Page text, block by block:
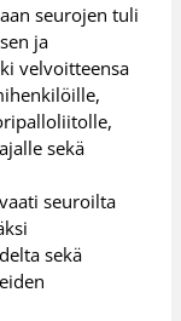
seurojen tuli
ja
velvoitteensa
sekä
seuroilta
sekä